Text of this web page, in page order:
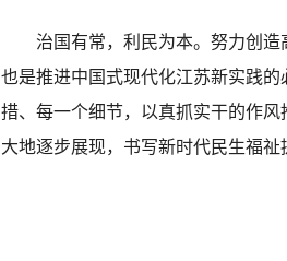
治国有常，利民为本。努力创造
也是推进中国式现代化江苏新实践
措、每一个细节，以真抓实干的作
大地逐步展现，书写新时代民生福祉